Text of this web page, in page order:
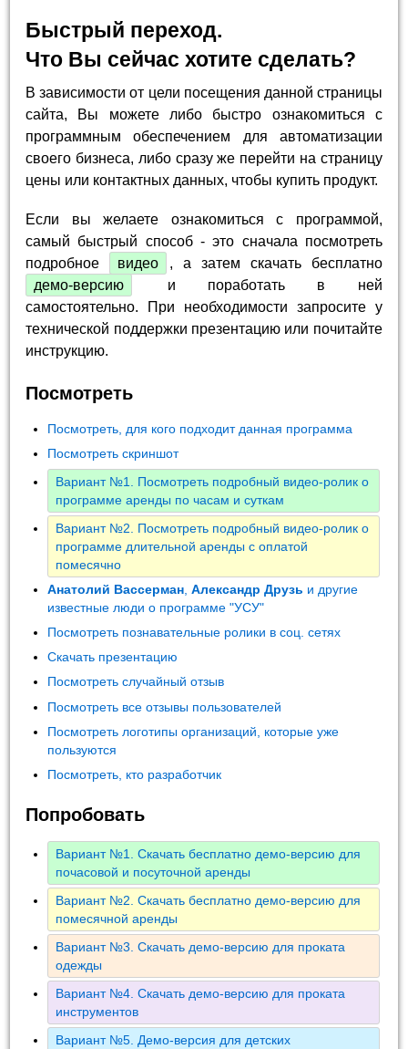
Быстрый переход.
Что Вы сейчас хотите сделать?
В зависимости от цели посещения данной страницы
сайта, Вы можете либо быстро ознакомиться с
программным обеспечением для автоматизации
своего бизнеса, либо сразу же перейти на страницу
цены или контактных данных, чтобы купить продукт.
Если вы желаете ознакомиться с программой,
самый быстрый способ - это сначала посмотреть
подробное
видео
, а затем скачать бесплатно
демо-версию
и поработать в ней
самостоятельно. При необходимости запросите у
технической поддержки презентацию или почитайте
инструкцию.
Посмотреть
Посмотреть, для кого подходит данная программа
Посмотреть скриншот
Вариант №1. Посмотреть подробный видео-ролик о
программе аренды по часам и суткам
Вариант №2. Посмотреть подробный видео-ролик о
программе длительной аренды с оплатой
помесячно
Анатолий Вассерман ,Александр Друзь и другие
известные люди о программе "УСУ"
Посмотреть познавательные ролики в соц. сетях
Скачать презентацию
Посмотреть случайный отзыв
Посмотреть все отзывы пользователей
Посмотреть логотипы организаций, которые уже
пользуются
Посмотреть, кто разработчик
Попробовать
Вариант №1. Скачать бесплатно демо-версию для
почасовой и посуточной аренды
Вариант №2. Скачать бесплатно демо-версию для
помесячной аренды
Вариант №3. Скачать демо-версию для проката
одежды
Вариант №4. Скачать демо-версию для проката
инструментов
Вариант №5. Демо-версия для детских